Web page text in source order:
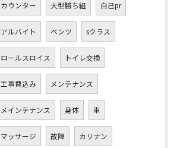
カウンター 大型勝ち組 自己pr
アルバイト ベンツ sクラス
ロールスロイス トイレ交換
工事費込み メンテナンス
メインテナンス 身体 車
マッサージ 故障 カリナン